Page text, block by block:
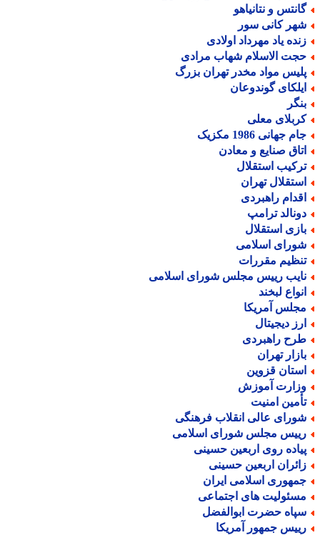
و نتانیاهو
کانی سور
یاد مهرداد اولادی
الاسلام شهاب مرادی
مواد مخدر تهران بزرگ
گوندوعان
معلی
جهانی 1986 مکزیک
صنایع و معادن
استقلال
تهران
راهبردی
ترامپ
استقلال
اسلامی
مقررات
رییس مجلس شورای اسلامی
لبخند
آمریکا
دیجیتال
راهبردی
تهران
قزوین
آموزش
امنیت
عالی انقلاب فرهنگی
مجلس شورای اسلامی
روی اربعین حسینی
اربعین حسینی
اسلامی ایران
های اجتماعی
حضرت ابوالفضل
جمهور آمریکا